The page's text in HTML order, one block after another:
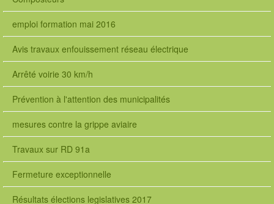
emploi formation mai 2016
Avis travaux enfouissement réseau électrique
Arrêté voirie 30 km/h
Prévention à l'attention des municipalités
mesures contre la grippe aviaire
Travaux sur RD 91a
Fermeture exceptionnelle
Résultats élections legislatives 2017